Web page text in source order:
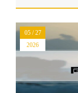
05 / 27
2026